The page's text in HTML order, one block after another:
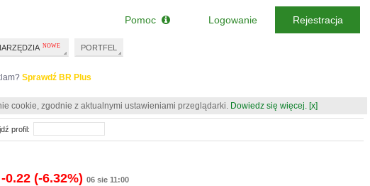
Sprawdź BR Plus
cookie, zgodnie z aktualnymi ustawieniami przeglądarki. Dowiedz się więcej. [x]
-0.22 (-6.32%) 06 sie 11:00
profil:
PORTFEL
Pomoc Logowanie Rejestracja